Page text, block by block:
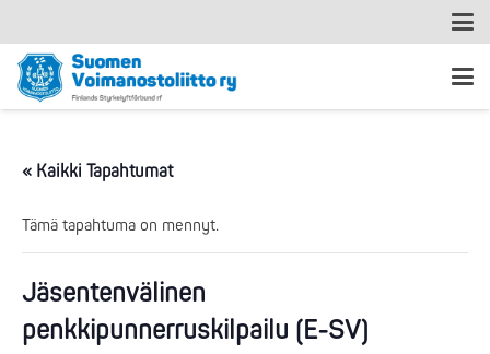
« Kaikki Tapahtumat
Tämä tapahtuma on mennyt.
Jäsentenvälinen
penkkipunnerruskilpailu (E-SV)